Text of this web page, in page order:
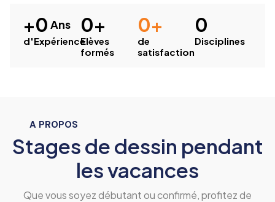
d'Expérience
+0 Ans
Elèves
formés
0+
de
satisfaction
0+
Disciplines
0
A PROPOS
Stages de dessin pendant
les vacances
Que vous soyez débutant ou confirmé, profitez de